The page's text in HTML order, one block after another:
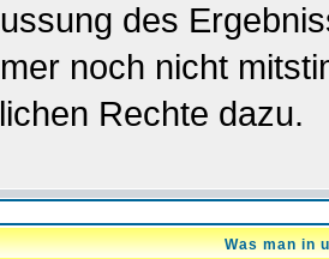
des
noch nicht
Rechte dazu.
Was man in